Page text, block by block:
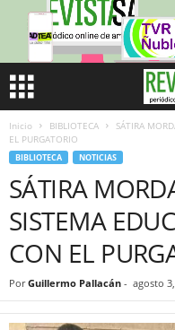
Inicio BIBLIOTECA
SÁTIRA
EL PURGATORIO
BIBLIOTECA NOTICIAS
SÁTIRA
SISTEMA
CON EL
Por Guillermo Pallacán - agosto